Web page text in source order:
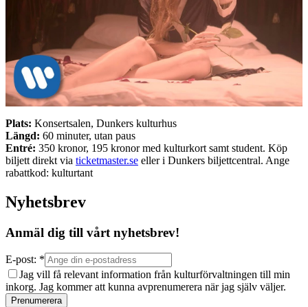
Plats: Konsertsalen, Dunkers kulturhus
Längd: 60 minuter, utan paus
Entré: 350 kronor, 195 kronor med kulturkort samt student. Köp
biljett direkt via ticketmaster.se eller i Dunkers biljettcentral. Ange
rabattkod: kulturtant
Nyhetsbrev
Anmäl dig till vårt nyhetsbrev!
E-post: *
Jag vill få relevant information från kulturförvaltningen till min
inkorg. Jag kommer att kunna avprenumerera när jag själv väljer.
Prenumerera